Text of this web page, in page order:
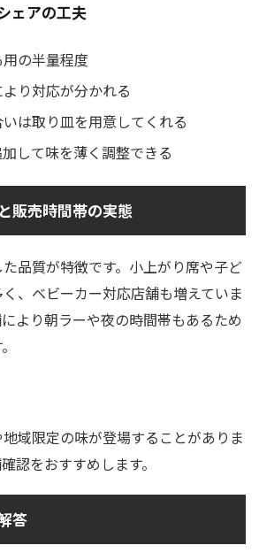
ェアの工夫
の半量程度
り対応が分かれる
は取り皿を用意してくれる
して味を薄く調整できる
販売時間帯の実態
品質が特徴です。小上がり席や子ど
、ベビーカー対応店舗も増えていま
より朝ラーや夜の時間帯もあるため
域限定の味が登場することがありま
認をおすすめします。
答